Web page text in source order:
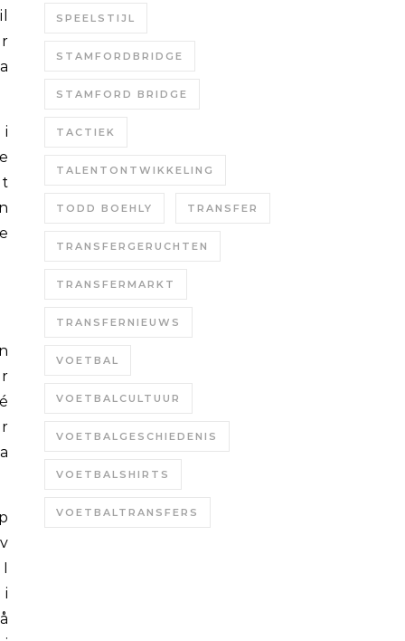
i
i
SPEELSTIJL
STAMFORDBRIDGE
STAMFORD BRIDGE
TACTIEK
TALENTONTWIKKELING
TODD BOEHLY TRANSFER
TRANSFERGERUCHTEN
TRANSFERMARKT
TRANSFERNIEUWS
VOETBAL
VOETBALCULTUUR
VOETBALGESCHIEDENIS
VOETBALSHIRTS
VOETBALTRANSFERS